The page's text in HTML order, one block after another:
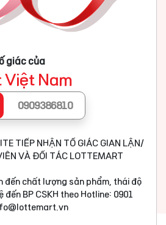
giác của
Việt Nam
0909386810
TIẾP NHẬN TỐ GIÁC GIAN LẬN/
VÀ ĐỐI TÁC LOTTEMART
đến chất lượng sản phẩm, thái độ
đến BP CSKH theo Hotline: 0901